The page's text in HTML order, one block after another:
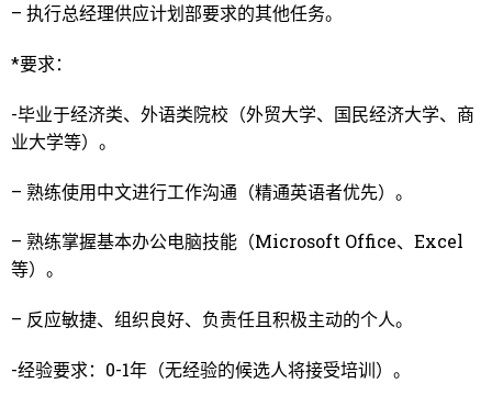
– 执行总经理供应计划部要求的其他任务。
*要求：
-毕业于经济类、外语类院校（外贸大学、国民经济大学、商
业大学等）。
– 熟练使用中文进行工作沟通（精通英语者优先）。
– 熟练掌握基本办公电脑技能（Microsoft Office、Excel
等）。
– 反应敏捷、组织良好、负责任且积极主动的个人。
-经验要求：0-1年（无经验的候选人将接受培训）。